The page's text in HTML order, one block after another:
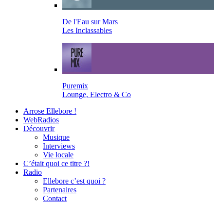
De l'Eau sur Mars
Les Inclassables
Puremix
Lounge, Electro & Co
Arrose Ellebore !
WebRadios
Découvrir
Musique
Interviews
Vie locale
C’était quoi ce titre ?!
Radio
Ellebore c’est quoi ?
Partenaires
Contact